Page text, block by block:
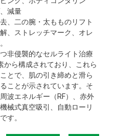
減量
、二の腕・太もものリフト
、ストレッチマーク、オレ
非侵襲的なセルライト治療
から構成されており、これら
とで、肌の引き締めと滑ら
ことが示されています。そ
波エネルギー（RF）、赤外
械式真空吸引、自動ローリ
す。